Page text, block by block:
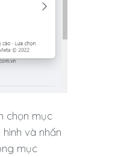
chọn mục
hình và nhấn
mục